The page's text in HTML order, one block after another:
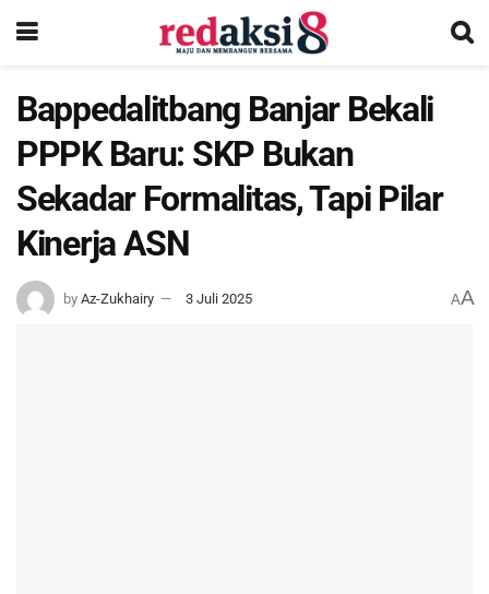
Bappedalitbang Banjar Bekali
PPPK Baru: SKP Bukan
Sekadar Formalitas, Tapi Pilar
Kinerja ASN
by Az-Zukhairy 3 Juli 2025 AA